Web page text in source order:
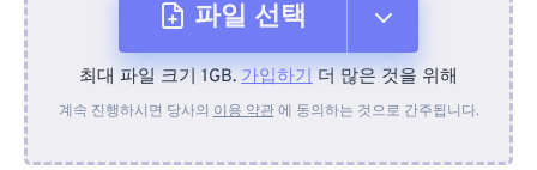
파일 선택
장치에서
최대 파일 크기 1GB. 가입하기 더 많은 것을 위해
계속 진행하시면 당사의 이용 약관에 동의하는 것으로 간주됩니다.